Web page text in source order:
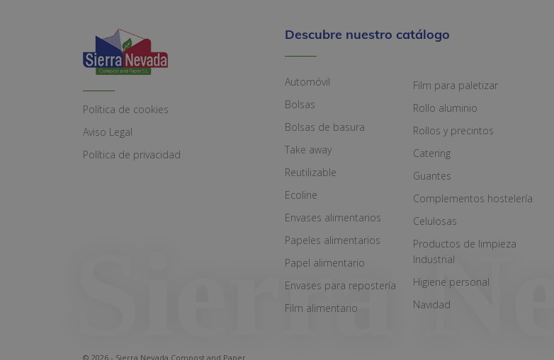
Política de cookies
Aviso Legal
Política de privacidad
Descubre nuestro catálogo
Automóvil
Bolsas
Bolsas de basura
Take away
Reutilizable
Ecoline
Envases alimentarios
Papeles alimentarios
Papel alimentario
Envases para repostería
Film alimentario
Film para paletizar
Rollo aluminio
Rollos y precintos
Catering
Guantes
Complementos hostelería
Celulosas
Productos de limpieza
Industrial
Higiene personal
Navidad
© 2026 - Sierra Nevada Compost and Paper